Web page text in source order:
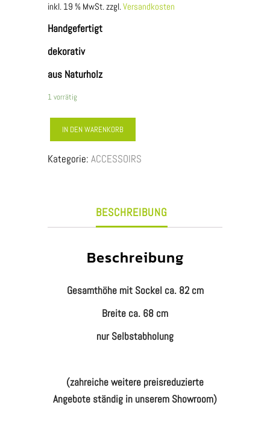
inkl. 19 % MwSt.zzgl.Versandkosten
Handgefertigt
dekorativ
aus Naturholz
1 vorrätig
DEKO
-
HOLZ
IN DEN WARENKORB
Kategorie: ACCESSOIRS
BESCHREIBUNG
Beschreibung
Gesamthöhe mit Sockel ca. 82 cm
Breite ca. 68 cm
nur Selbstabholung
(zahreiche weitere preisreduzierte
Angebote ständig in unserem Showroom)